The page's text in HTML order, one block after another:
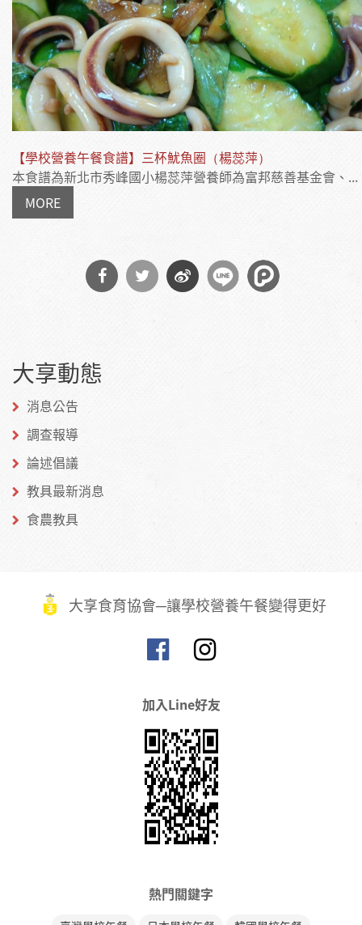
【學校營養午餐食譜】三杯魷魚圈（楊蕊萍）
本食譜為新北市秀峰國小楊蕊萍營養師為富邦慈善基金會、...
MORE
Facebook
大享動態
消息公告
調查報導
論述倡議
教具最新消息
食農教具
大享食育協會─讓學校營養午餐變得更好
加入Line好友
熱門關鍵字